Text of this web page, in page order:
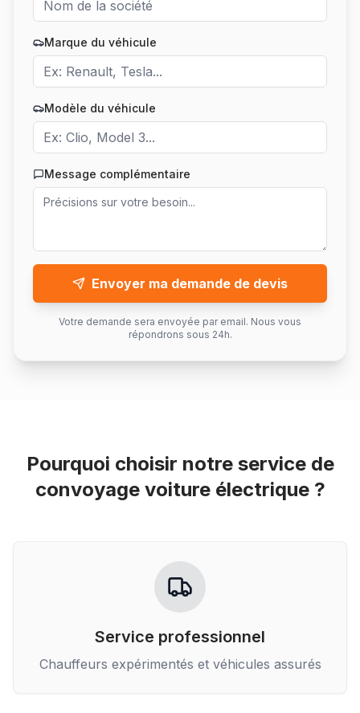
Marque du véhicule
Modèle du véhicule
Message complémentaire
Envoyer ma demande de devis
Votre demande sera envoyée par email. Nous vous
répondrons sous 24h.
Pourquoi choisir notre service de
convoyage voiture électrique?
Service professionnel
Chauffeurs expérimentés et véhicules assurés